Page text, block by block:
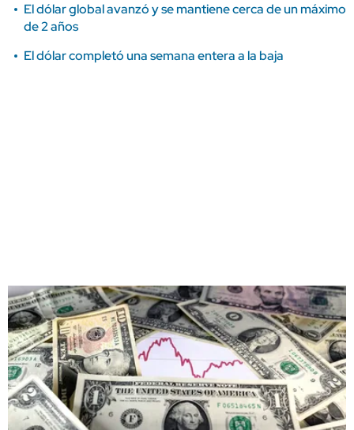
El dólar global avanzó y se mantiene cerca de un máximo
de 2 años
El dólar completó una semana entera a la baja